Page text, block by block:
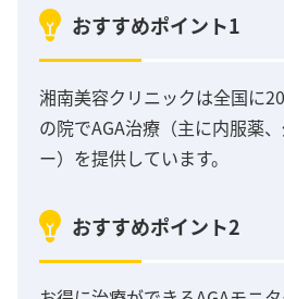
おすすめポイント1
湘南美容クリニックは全国に
の院でAGA治療（主に内服薬
ー）を提供しています。
おすすめポイント2